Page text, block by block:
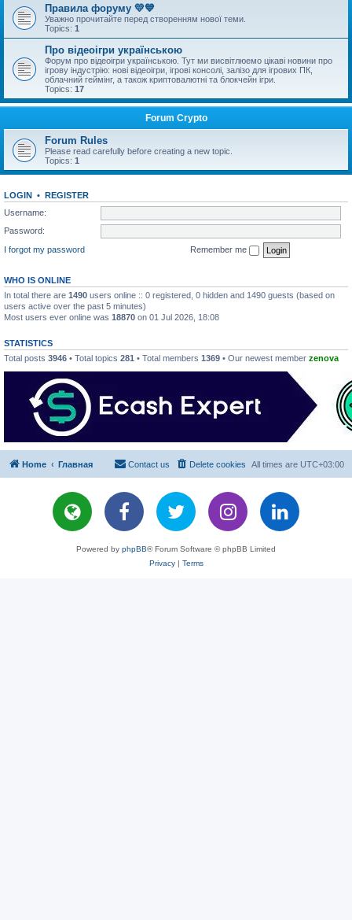
Правила форуму 💛💙
Уважно прочитайте перед створенням нової теми.
Topics: 1
Про відеоігри українською
Форум про відеоігри українською. Тут ми висвітлюемо цікаві новини про
ігрову індустрію: нові відеоігри, ігрові консолі, залізо для ігрових ПК,
облачний геймінг, а також криптовалютні та блокчейн ігри.
Topics: 17
Forum Crypto
Forum Rules
Please read carefully before creating a new topic.
Topics: 1
LOGIN • REGISTER
Username:
Password:
I forgot my password
Remember me
WHO IS ONLINE
In total there are 1490 users online :: 0 registered, 0 hidden and 1490 guests (based on
users active over the past 5 minutes)
Most users ever online was 18870 on 01 Jul 2026, 18:08
STATISTICS
Total posts 3946 • Total topics 281 • Total members 1369 • Our newest member zenova
Home Главная All times are UTC+03:00
Delete cookies
Contact us
Powered by phpBB® Forum Software © phpBB Limited
Privacy| Terms